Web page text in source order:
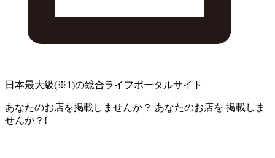
日本最大級(※1)の総合ライフポータルサイト
あなたのお店を掲載しませんか？ あなたのお店を 掲載しま
せんか？!